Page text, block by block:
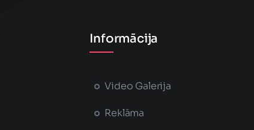
Informācija
Video Galerija
Reklāma